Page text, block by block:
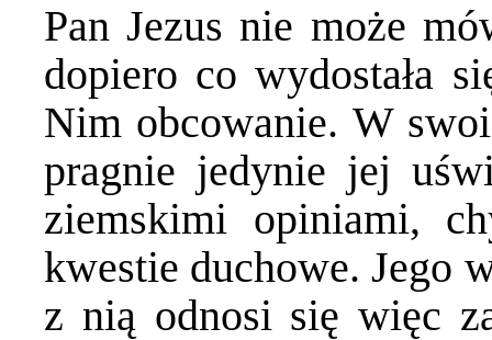
Pan Jezus nie może
dopiero co wydostała
Nim obcowanie. W
pragnie jedynie jej
ziemskimi opiniami,
kwestie duchowe. Jego
z nią odnosi się więc